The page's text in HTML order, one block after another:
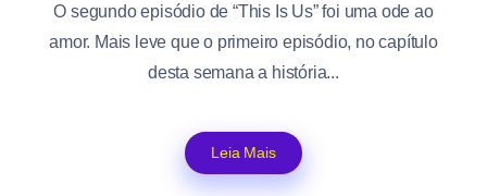
O segundo episódio de “This Is Us” foi uma ode ao
amor. Mais leve que o primeiro episódio, no capítulo
desta semana a história...
Leia Mais